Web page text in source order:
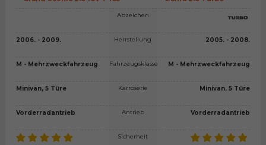
2006. - 2009.
M - Mehrzweckfahrzeug
Minivan, 5 Türe
Vorderradantrieb
Abzeichen
Herrstellung
Fahrzeugsklasse
Karroserie
Antrieb
Sicherheit
2005. - 2008.
M - Mehrzweckfahrzeug
Minivan, 5 Türe
Vorderradantrieb